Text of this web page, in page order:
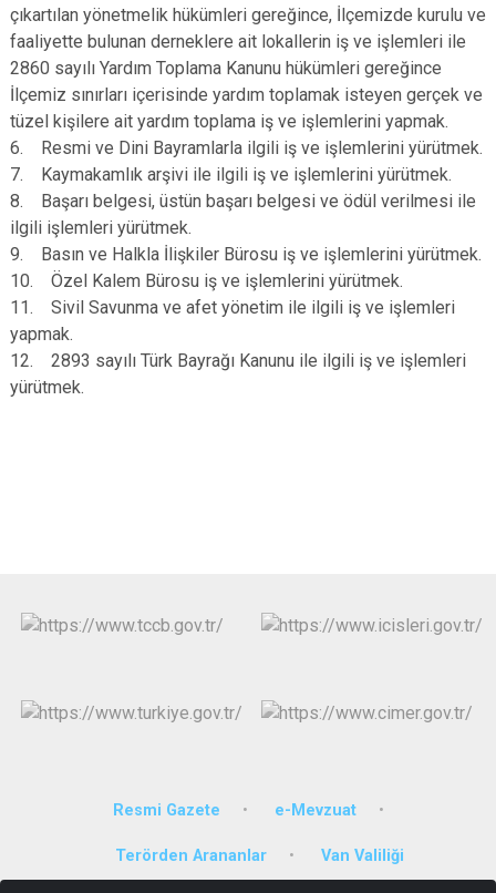
çıkartılan yönetmelik hükümleri gereğince, İlçemizde kurulu ve
faaliyette bulunan derneklere ait lokallerin iş ve işlemleri ile
2860 sayılı Yardım Toplama Kanunu hükümleri gereğince
İlçemiz sınırları içerisinde yardım toplamak isteyen gerçek ve
tüzel kişilere ait yardım toplama iş ve işlemlerini yapmak.
6. Resmi ve Dini Bayramlarla ilgili iş ve işlemlerini yürütmek.
7. Kaymakamlık arşivi ile ilgili iş ve işlemlerini yürütmek.
8. Başarı belgesi, üstün başarı belgesi ve ödül verilmesi ile
ilgili işlemleri yürütmek.
9. Basın ve Halkla İlişkiler Bürosu iş ve işlemlerini yürütmek.
10. Özel Kalem Bürosu iş ve işlemlerini yürütmek.
11. Sivil Savunma ve afet yönetim ile ilgili iş ve işlemleri
yapmak.
12. 2893 sayılı Türk Bayrağı Kanunu ile ilgili iş ve işlemleri
yürütmek.
Resmi Gazete e-Mevzuat
Terörden Arananlar Van Valiliği